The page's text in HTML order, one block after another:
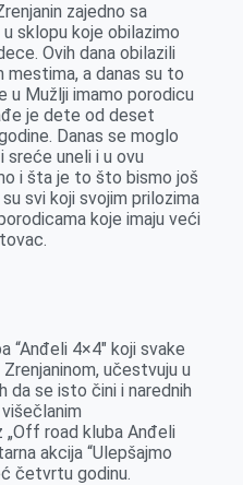
zajedno sa
sklopu koje obilazimo
Ovih dana obilazili
mestima, a danas su to
u Mužlji imamo porodicu
je dete od deset
Danas se moglo
uneli i u ovu
i šta je to što bismo još
svi koji svojim prilozima
koje imaju veći
“Anđeli 4×4″ koji svake
učestvuju u
da se isto čini i narednih
„Off road kluba Anđeli
akcija “Ulepšajmo
četvrtu godinu.